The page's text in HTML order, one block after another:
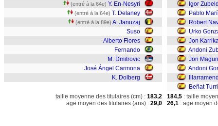
(entré à la 64e) Y. En-Nesyri
(entré à la 64e) T. Delaney
(entré à la 89e) A. Januzaj
Suso
Alberto Flores
Fernando
M. Dmitrovic
José Ángel Carmona
K. Dolberg
Igor
Pablo
Robert
Urko
Jon
Andoni
Jon
Andoni
Beñat
taille moyenne des titulaires (cm) : 183,2
age moyen des titulaires (ans) : 29,0
184,5 : taille
26,1 : age moyen